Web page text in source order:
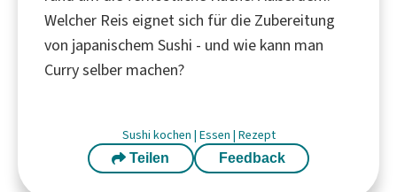
Welcher Reis eignet sich für die Zubereitung
von japanischem Sushi - und wie kann man
Curry selber machen?
Sushi kochen | Essen | Rezept
Teilen Feedback